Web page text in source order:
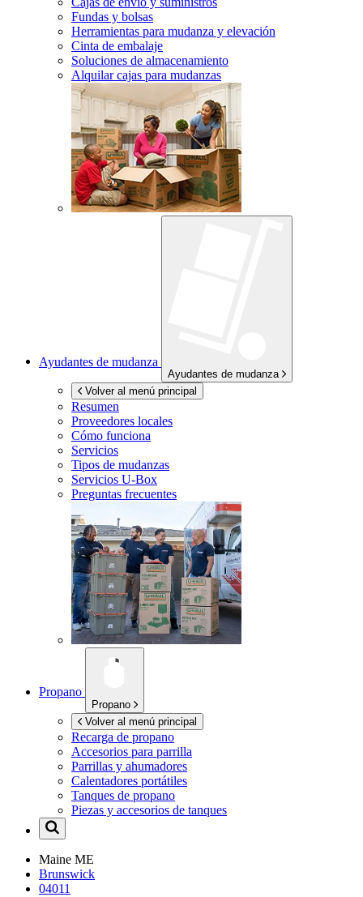
Fundas y bolsas
Herramientas para mudanza y elevación
Cinta de embalaje
Soluciones de almacenamiento
Alquilar cajas para mudanzas
Ayudantes de mudanza
Ayudantes de mudanza
Volver al menú principal
Resumen
Proveedores locales
Cómo funciona
Servicios
Tipos de mudanzas
Servicios U-Box
Preguntas frecuentes
Propano
Propano
Volver al menú principal
Recarga de propano
Accesorios para parrilla
Parrillas y ahumadores
Calentadores portátiles
Tanques de propano
Piezas y accesorios de tanques
Maine ME
Brunswick
04011